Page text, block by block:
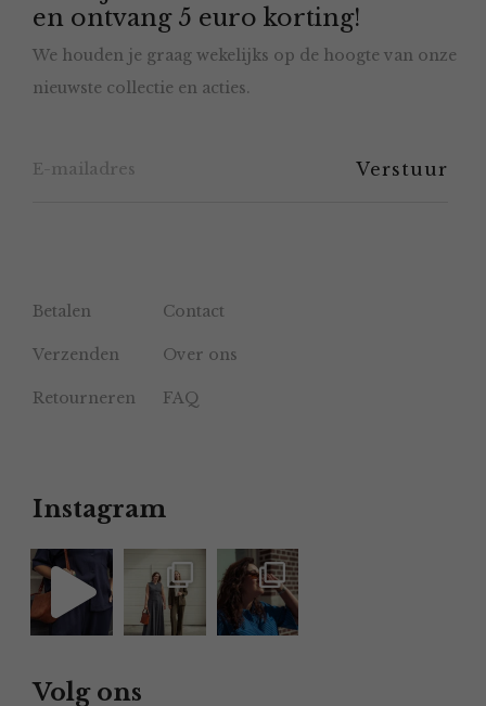
en ontvang 5 euro korting!
We houden je graag wekelijks op de hoogte van onze
nieuwste collectie en acties.
Betalen Contact
Verzenden Over ons
Retourneren FAQ
Instagram
Volg ons